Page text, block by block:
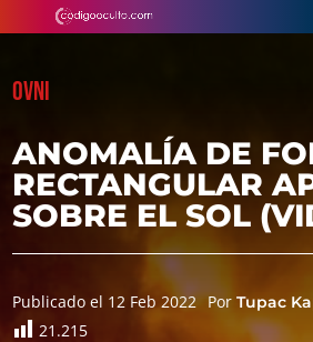
OVNI
ANOMALÍA DE
RECTANGULAR
SOBRE EL SOL
Publicado el 12 Feb 2022 PorTupac
21.215